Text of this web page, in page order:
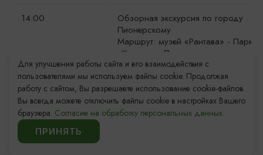
14:00
Обзорная экскурсия по городу
Пионерскому
Маршрут: музей «Рантава» - Парк
«Карася» - Порт- ул.
Комсомольская - Мемориал
погибшим войнам - Сосновый бор
- Арка влюбленных.
Предварительная запись по
телефону: +7 (4015) 521-279
Для улучшения работы сайта и его взаимодействия с
пользователями мы используем файлы cookie. Продолжая
работу с сайтом, Вы разрешаете использование cookie-файлов.
Вы всегда можете отключить файлы cookie в настройках Вашего
браузера. Согласие на обработку персональных данных.
ПРИНЯТЬ